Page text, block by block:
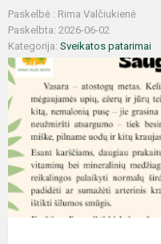
Paskelbė : Rima Valčiukienė
Paskelbta: 2026-06-02
Kategorija: Sveikatos patarimai